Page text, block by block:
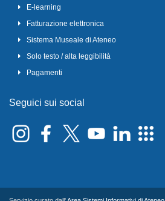
E-learning
Fatturazione elettronica
Sistema Museale di Ateneo
Solo testo / alta leggibilità
Pagamenti
Seguici sui social